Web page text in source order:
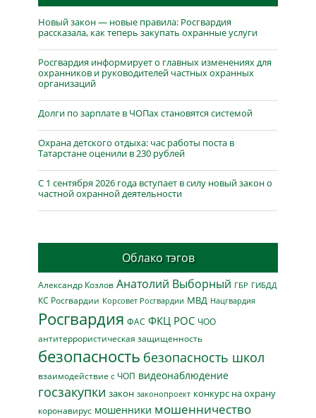
Новый закон — новые правила: Росгвардия
рассказала, как теперь закупать охранные услуги
Росгвардия информирует о главных изменениях для
охранников и руководителей частных охранных
организаций
Долги по зарплате в ЧОПах становятся системой
Охрана детского отдыха: час работы поста в
Татарстане оценили в 230 рублей
С 1 сентября 2026 года вступает в силу новый закон о
частной охранной деятельности
Облако тэгов
Александр Козлов Анатолий Выборный ГБР ГИБДД
КС Росгвардии Корсовет Росгвардии МВД Нацгвардия
Росгвардия ФАС ФКЦ РОС ЧОО
антитеррористическая защищенность
безопасность безопасность школ
взаимодействие с ЧОП видеонаблюдение
госзакупки закон законопроект конкурс на охрану
коронавирус мошенники мошенничество